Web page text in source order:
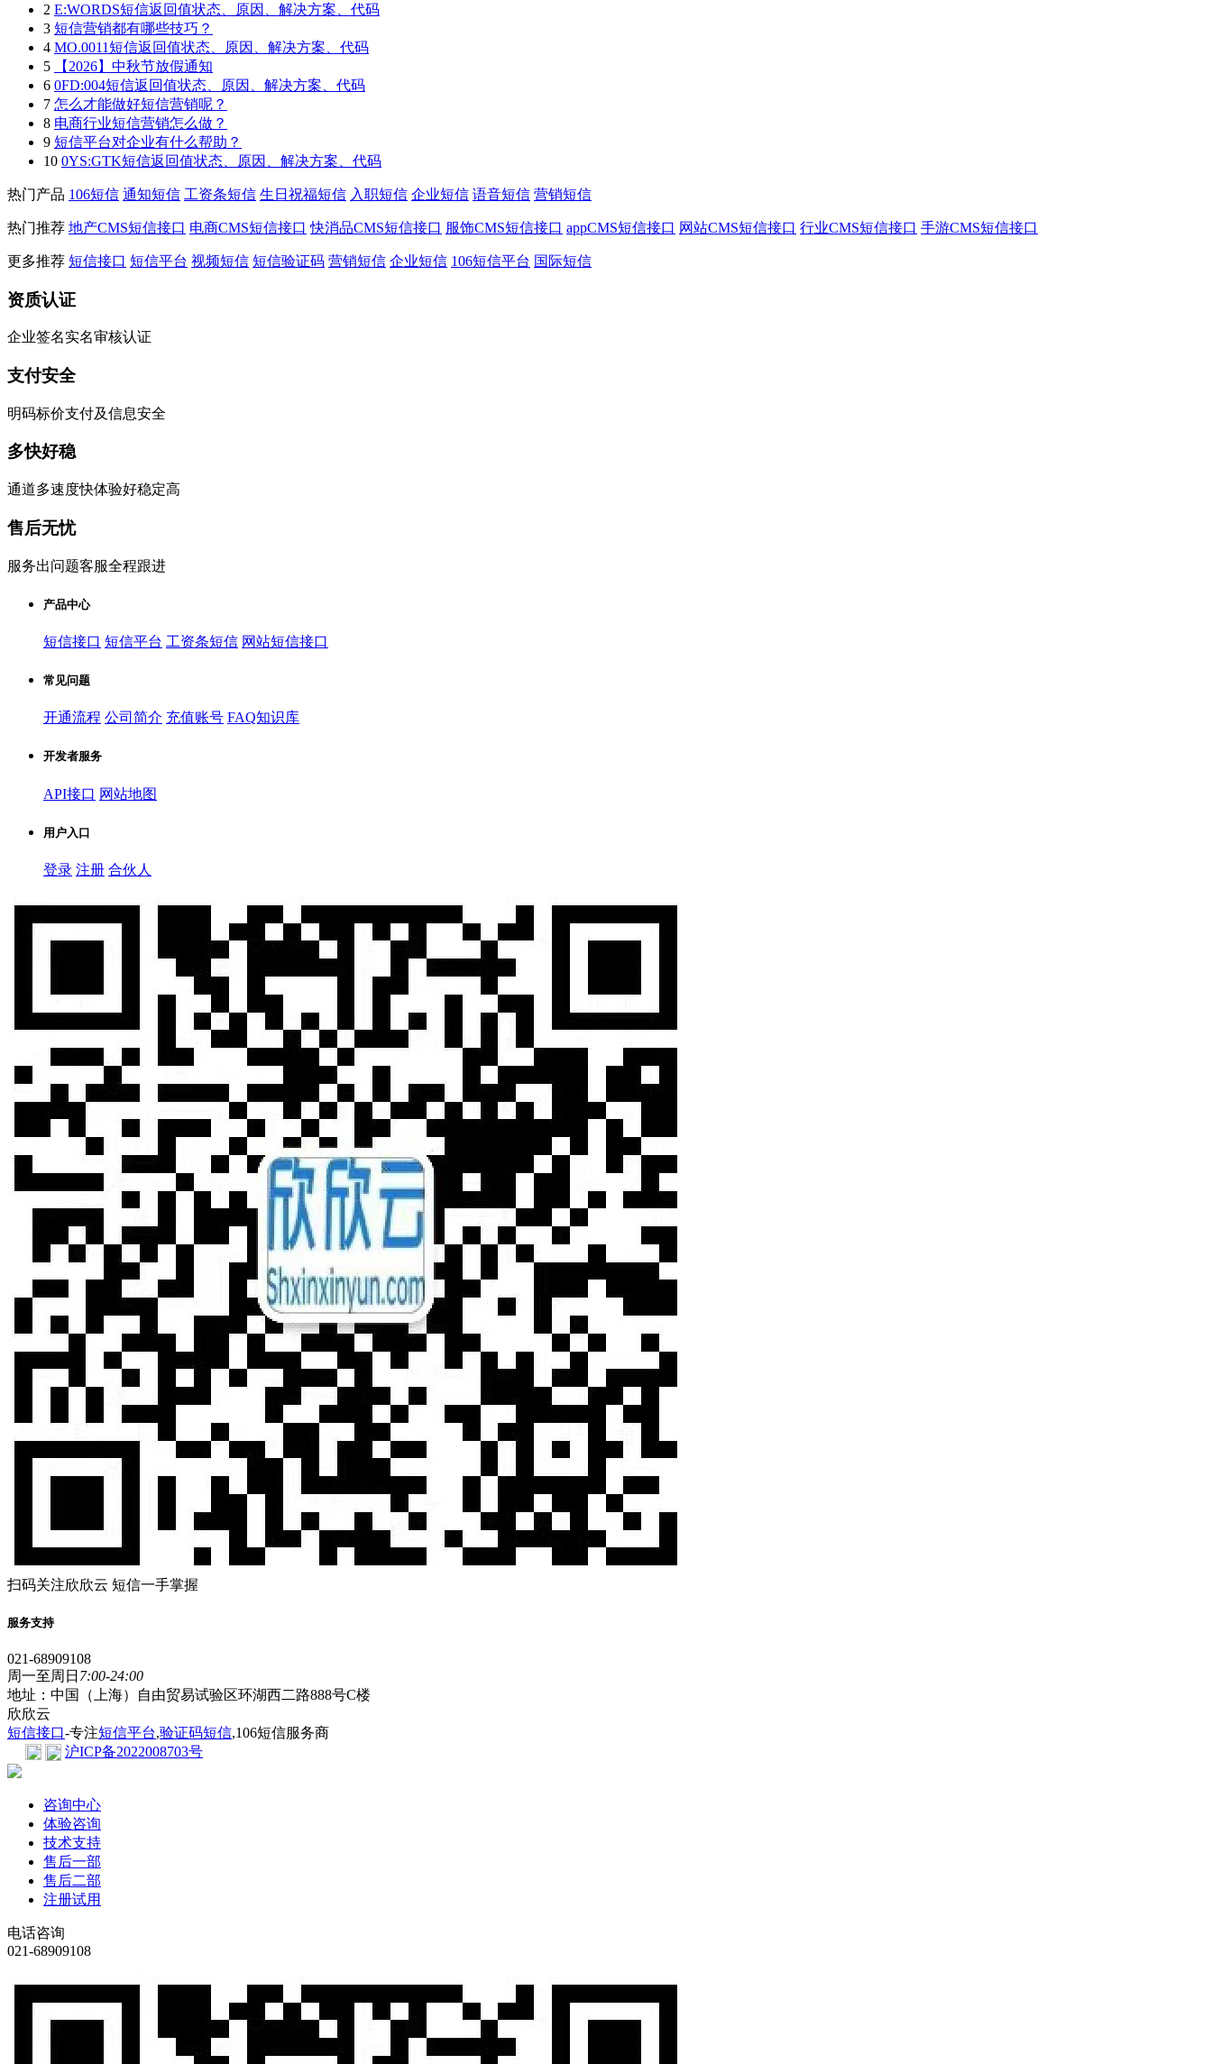
2 E:WORDS短信返回值状态、原因、解决方案、代码
3 短信营销都有哪些技巧？
4 MO.0011短信返回值状态、原因、解决方案、代码
5
【2026】中秋节放假通知
6 0FD:004短信返回值状态、原因、解决方案、代码
7 怎么才能做好短信营销呢？
8 电商行业短信营销怎么做？
9 短信平台对企业有什么帮助？
10 0YS:GTK短信返回值状态、原因、解决方案、代码
热门产品 106短信 通知短信 工资条短信 生日祝福短信 入职短信 企业短信 语音短信 营销短信
热门推荐 地产CMS短信接口 电商CMS短信接口 快消品CMS短信接口 服饰CMS短信接口 appCMS短信接口 网站CMS短信接口 行业CMS短信接口 手游CMS短信接口
更多推荐 短信接口 短信平台 视频短信 短信验证码 营销短信 企业短信 106短信平台 国际短信
资质认证
企业签名实名审核认证
支付安全
明码标价支付及信息安全
多快好稳
通道多速度快体验好稳定高
售后无忧
服务出问题客服全程跟进
产品中心
短信接口 短信平台 工资条短信 网站短信接口
常见问题
开通流程 公司简介 充值账号 FAQ知识库
开发者服务
API接口 网站地图
用户入口
登录 注册 合伙人
扫码关注欣欣云 短信一手掌握
服务支持
021-68909108
周一至周日 7:00-24:00
地址：中国（上海）自由贸易试验区环湖西二路888号C楼
欣欣云
短信接口-专注短信平台,验证码短信,106短信服务商
沪ICP备2022008703号
咨询中心
体验咨询
技术支持
售后一部
售后二部
注册试用
电话咨询
021-68909108